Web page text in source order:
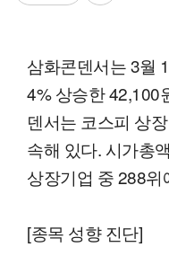
삼화콘덴서는 3월
4% 상승한 42,100
덴서는 코스피 상
속해 있다. 시가총
상장기업 중 288위
[종목 성향 진단]